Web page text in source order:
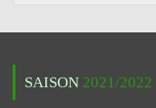
SAISON 2021/2022